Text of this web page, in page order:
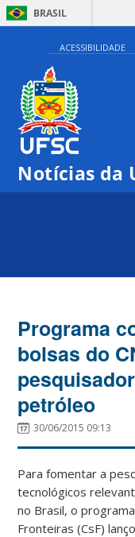
BRASIL
ACESSIBILIDADE
Notícias da
Programa
bolsas do
petróleo
30/06/2015 09:13
Para fomentar a
tecnológicos
no Brasil, o
Fronteiras (CsF)